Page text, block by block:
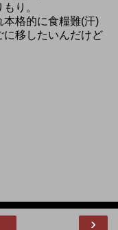
り。
格的に食糧難(汗)
に移したいんだけど
›